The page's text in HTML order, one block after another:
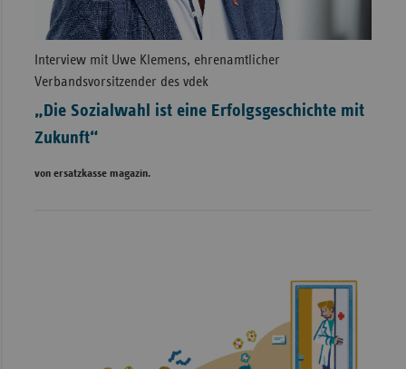
Interview mit Uwe Klemens, ehrenamtlicher
Verbandsvorsitzender des vdek
„Die Sozialwahl ist eine Erfolgsgeschichte mit
Zukunft“
von ersatzkasse magazin.